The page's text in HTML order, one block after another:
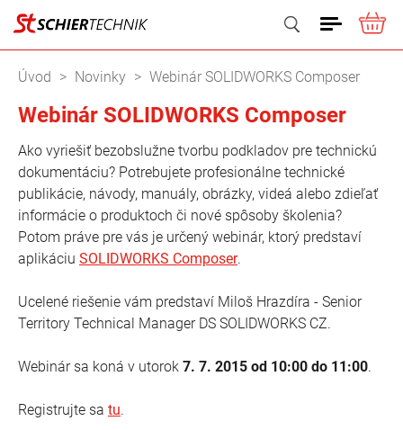
Vyhľadať
Úvod Novinky Webinár SOLIDWORKS Composer
Webinár SOLIDWORKS Composer
Ako vyriešiť bezobslužne tvorbu podkladov pre technickú
dokumentáciu? Potrebujete profesionálne technické
publikácie, návody, manuály, obrázky, videá alebo zdieľať
informácie o produktoch či nové spôsoby školenia?
Potom práve pre vás je určený webinár, ktorý predstaví
aplikáciu SOLIDWORKS Composer.
Ucelené riešenie vám predstaví Miloš Hrazdíra - Senior
Territory Technical Manager DS SOLIDWORKS CZ.
Webinár sa koná v utorok 7. 7. 2015 od 10:00 do 11:00.
Registrujte sa tu.